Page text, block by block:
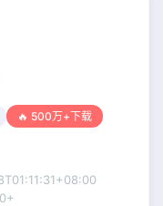
🔥 500万+下载